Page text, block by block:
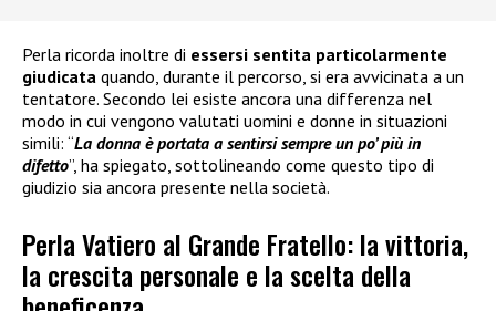
Perla ricorda inoltre di essersi sentita particolarmente
giudicata quando, durante il percorso, si era avvicinata a un
tentatore. Secondo lei esiste ancora una differenza nel
modo in cui vengono valutati uomini e donne in situazioni
simili: “La donna è portata a sentirsi sempre un po’ più in
difetto”, ha spiegato, sottolineando come questo tipo di
giudizio sia ancora presente nella società.
Perla Vatiero al Grande Fratello: la vittoria,
la crescita personale e la scelta della